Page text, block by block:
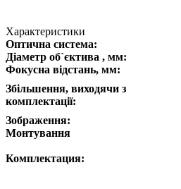
Характеристики
Оптична система:
Діаметр об`єктива , мм:
Фокусна відстань, мм:
Збільшення, виходячи з
комплектації:
Зображення:
Монтування
Комплектация: